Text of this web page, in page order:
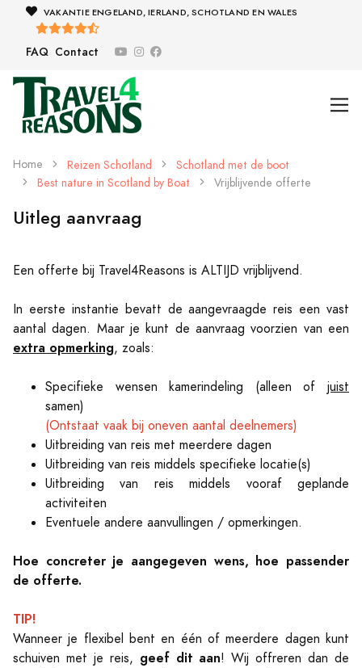
VAKANTIE ENGELAND, IERLAND, SCHOTLAND EN WALES
FAQ Contact
Home Reizen Schotland
Schotland met de boot
Best nature in Scotland by Boat
Vrijblijvende offerte
Uitleg aanvraag
Een offerte bij Travel4Reasons is ALTIJD vrijblijvend.
In eerste instantie bevatt de aangevraagde reis een vast
aantal dagen. Maar je kunt de aanvraag voorzien van een
extra opmerking, zoals:
Specifieke wensen kamerindeling (alleen of juist
samen)
(Ontstaat vaak bij oneven aantal deelnemers)
Uitbreiding van reis met meerdere dagen
Uitbreiding van reis middels specifieke locatie(s)
Uitbreiding van reis middels vooraf geplande
activiteiten
Eventuele andere aanvullingen / opmerkingen.
Hoe concreter je aangegeven wens, hoe passender
de offerte.
TIP!
Wanneer je flexibel bent en één of meerdere dagen kunt
schuiven met je reis, geef dit aan! Wij offreren dan de